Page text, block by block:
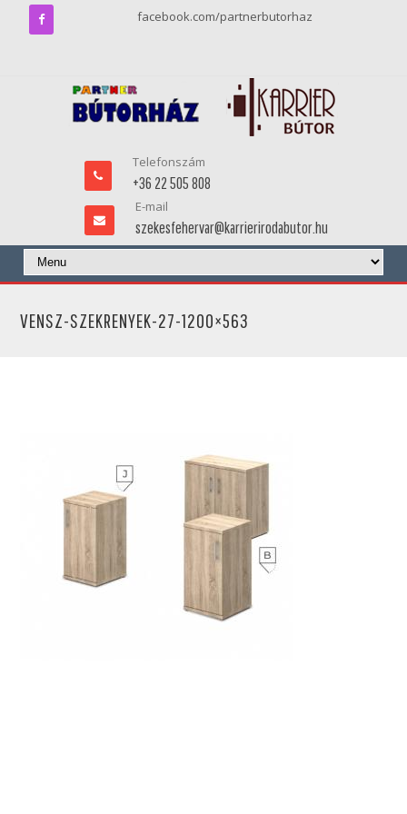
facebook.com/partnerbutorhaz
Telefonszám
+36 22 505 808
E-mail
szekesfehervar@karrierirodabutor.hu
VENSZ-SZEKRENYEK-27-1200×563